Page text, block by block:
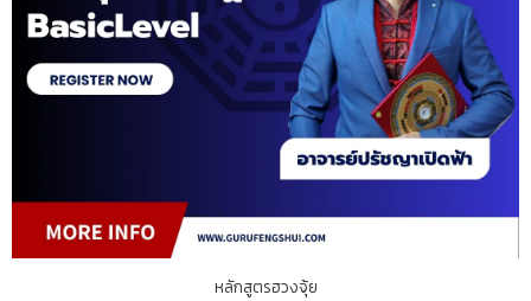
หลักสูตรฮวงจุ้ย